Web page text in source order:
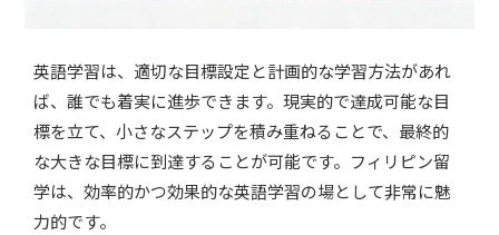
英語学習は、適切な目標設定と計画的な学習方法があれ
ば、誰でも着実に進歩できます。現実的で達成可能な目
標を立て、小さなステップを積み重ねることで、最終的
な大きな目標に到達することが可能です。フィリピン留
学は、効率的かつ効果的な英語学習の場として非常に魅
力的です。